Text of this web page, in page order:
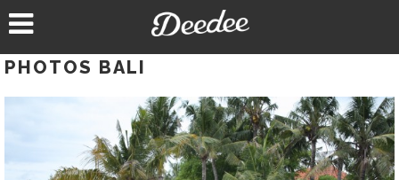
au
PHOTOS BALI